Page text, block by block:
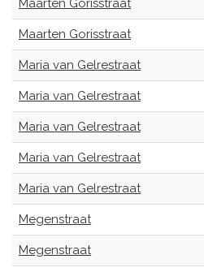
Maarten Gorisstraat
Maarten Gorisstraat
Maria van Gelrestraat
Maria van Gelrestraat
Maria van Gelrestraat
Maria van Gelrestraat
Maria van Gelrestraat
Megenstraat
Megenstraat